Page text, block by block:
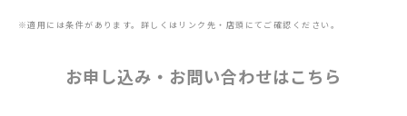
※適用には条件があります。詳しくはリンク先・店頭にてご確認ください。
お申し込み・お問い合わせはこちら